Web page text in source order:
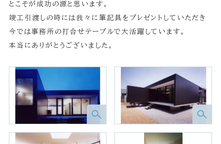
とこそが成功の源と思います。
竣工引渡しの時には我々に筆記具をプレゼントしていただき
今では事務所の打合せテーブルで大活躍しています。
本当にありがとうございました。